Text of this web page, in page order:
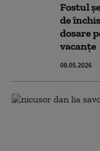
Fostul
de
dosare
vacanțe
08.05.2026